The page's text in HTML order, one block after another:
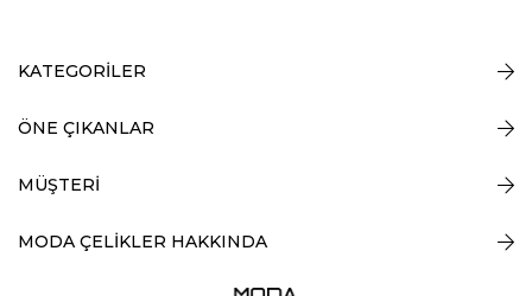
KATEGORİLER
ÖNE ÇIKANLAR
MÜŞTERİ
MODA ÇELİKLER HAKKINDA